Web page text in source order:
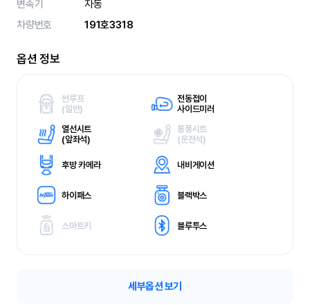
변속기
자동
차량번호
191호3318
옵션 정보
썬루프
(일반)
전동접이
사이드미러
열선시트
(앞좌석)
통풍시트
(운전석)
후방 카메라 내비게이션
하이패스 블랙박스
스마트키 블루투스
세부옵션 보기